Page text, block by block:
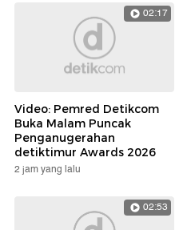
02:17
Video: Pemred Detikcom
Buka Malam Puncak
Penganugerahan
detiktimur Awards 2026
2 jam yang lalu
02:53